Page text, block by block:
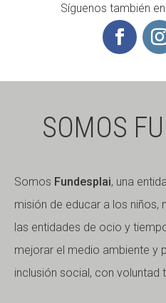
Síguenos también
SOMOS
Somos Fundesplai, una
misión de educar a los niños,
las entidades de ocio y
mejorar el medio ambiente y
inclusión social, con voluntad